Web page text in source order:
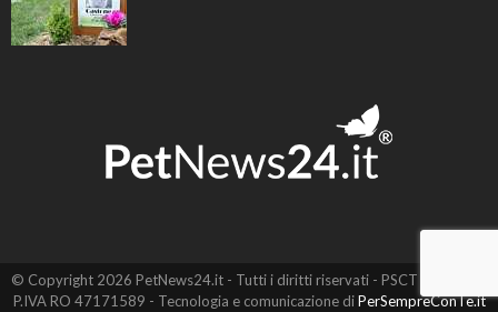
© Copyright 2026 PetNews24.it - Tutti i diritti riservati - PSCT EVO SRL -
P.IVA RO 47171589 - Tecnologia e comunicazione diPerSempreConTe.it